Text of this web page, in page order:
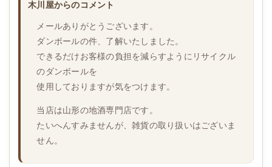
木川屋からのコメント
メールありがとうございます。
ダンボールの件、了解いたしました。
できるだけお客様の負担を減らすようにリサイクル
のダンボールを
使用しておりますが気をつけます。
当店は山形の地酒専門店です。
たいへんすみませんが、雑貨の取り扱いはございま
せん。